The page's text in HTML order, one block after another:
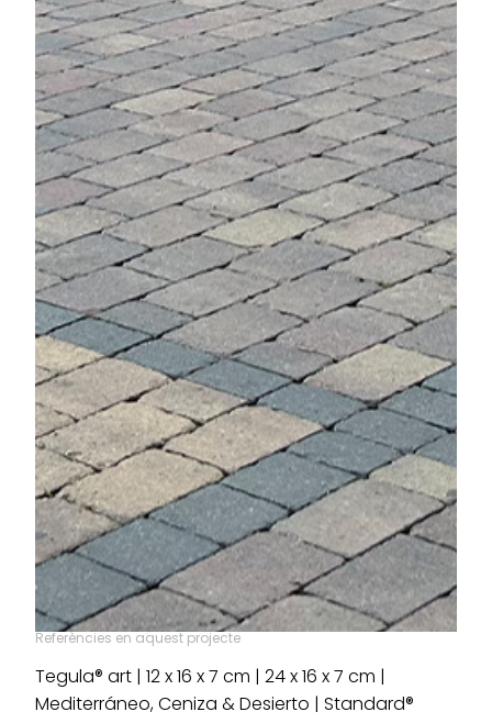
Referències en aquest projecte
Tegula® art | 12 x 16 x 7 cm | 24 x 16 x 7 cm |
Mediterráneo, Ceniza & Desierto | Standard®